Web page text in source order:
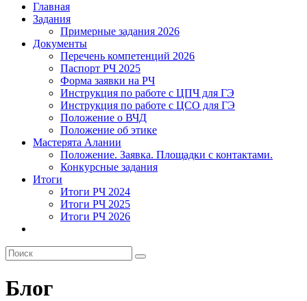
Главная
Задания
Примерные задания 2026
Документы
Перечень компетенций 2026
Паспорт РЧ 2025
Форма заявки на РЧ
Инструкция по работе с ЦПЧ для ГЭ
Инструкция по работе с ЦСО для ГЭ
Положение о ВЧД
Положение об этике
Мастерята Алании
Положение. Заявка. Площадки с контактами.
Конкурсные задания
Итоги
Итоги РЧ 2024
Итоги РЧ 2025
Итоги РЧ 2026
Блог